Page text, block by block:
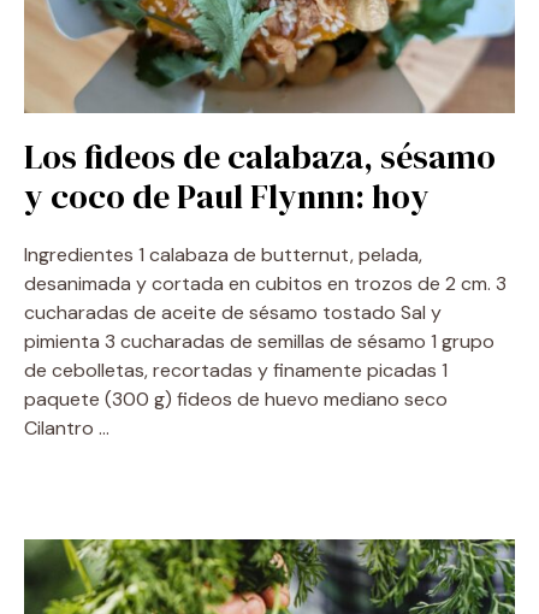
Los fideos de calabaza, sésamo
y coco de Paul Flynnn: hoy
Ingredientes 1 calabaza de butternut, pelada,
desanimada y cortada en cubitos en trozos de 2 cm. 3
cucharadas de aceite de sésamo tostado Sal y
pimienta 3 cucharadas de semillas de sésamo 1 grupo
de cebolletas, recortadas y finamente picadas 1
paquete (300 g) fideos de huevo mediano seco
Cilantro …